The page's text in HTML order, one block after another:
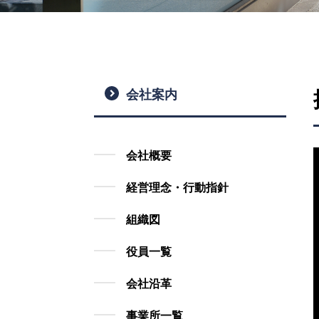
会社案内
会社概要
経営理念・行動指針
組織図
役員一覧
会社沿革
事業所一覧